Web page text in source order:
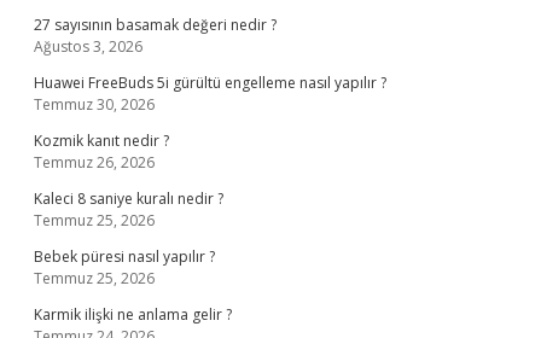
27 sayısının basamak değeri nedir ?
Ağustos 3, 2026
Huawei FreeBuds 5i gürültü engelleme nasıl yapılır ?
Temmuz 30, 2026
Kozmik kanıt nedir ?
Temmuz 26, 2026
Kaleci 8 saniye kuralı nedir ?
Temmuz 25, 2026
Bebek püresi nasıl yapılır ?
Temmuz 25, 2026
Karmik ilişki ne anlama gelir ?